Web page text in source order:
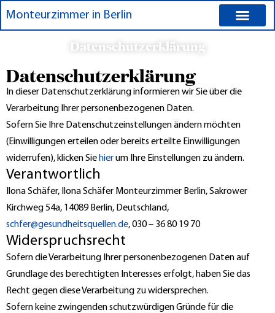
Monteurzimmer in Berlin
Datenschutzerklärung
Datenschutzerklärung
In dieser Datenschutzerklärung informieren wir Sie über die
Verarbeitung Ihrer personenbezogenen Daten.
Sofern Sie Ihre Datenschutzeinstellungen ändern möchten
(Einwilligungen erteilen oder bereits erteilte Einwilligungen
widerrufen), klicken Sie hierum Ihre Einstellungen zu ändern.
Verantwortlich
Ilona Schäfer, Ilona Schäfer Monteurzimmer Berlin, Sakrower
Kirchweg 54a, 14089 Berlin, Deutschland,
schfer@gesundheitsquellen.de, 030 – 36 80 19 70
Widerspruchsrecht
Sofern die Verarbeitung Ihrer personenbezogenen Daten auf
Grundlage des berechtigten Interesses erfolgt, haben Sie das
Recht gegen diese Verarbeitung zu widersprechen.
Sofern keine zwingenden schutzwürdigen Gründe für die